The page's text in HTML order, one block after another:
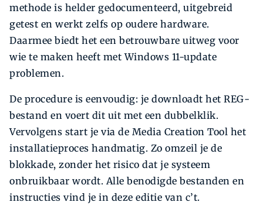
methode is helder gedocumenteerd, uitgebreid
getest en werkt zelfs op oudere hardware.
Daarmee biedt het een betrouwbare uitweg voor
wie te maken heeft met Windows 11-update
problemen.
De procedure is eenvoudig: je downloadt het REG-
bestand en voert dit uit met een dubbelklik.
Vervolgens start je via de Media Creation Tool het
installatieproces handmatig. Zo omzeil je de
blokkade, zonder het risico dat je systeem
onbruikbaar wordt. Alle benodigde bestanden en
instructies vind je in deze editie van c’t.